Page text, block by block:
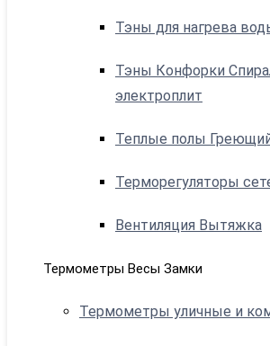
Тэны для нагрева
Тэны Конфорки
электроплит
Теплые полы
Терморегуляторы
Вентиляция Вытяжка
Термометры Весы Замки
Термометры уличные и